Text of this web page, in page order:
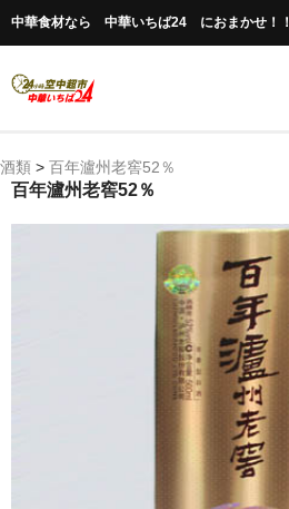
中華食材なら 中華いちば24 におまかせ！！
ホーム
酒類 > 百年瀘州老窖52％
百年瀘州老窖52％